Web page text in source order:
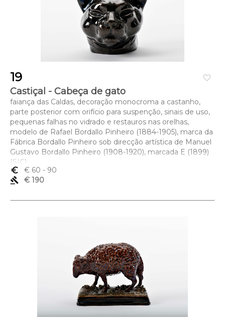
favorite_border
19
Castiçal - Cabeça de gato
faiança das Caldas, decoração monocroma a castanho,
parte posterior com orifício para suspenção, sinais de uso,
pequenas falhas no vidrado e restauros nas orelhas,
modelo de Rafael Bordallo Pinheiro (1884-1905), marca da
Fábrica Bordallo Pinheiro sob direcção artística de Manuel
Gustavo Bordallo Pinheiro (1908-1920), marcada E (1899)
[SIC]
Dimensões (altura x comprimento x largura) - 10 cm
euro_symbol € 60 - 90
gavel
€ 190